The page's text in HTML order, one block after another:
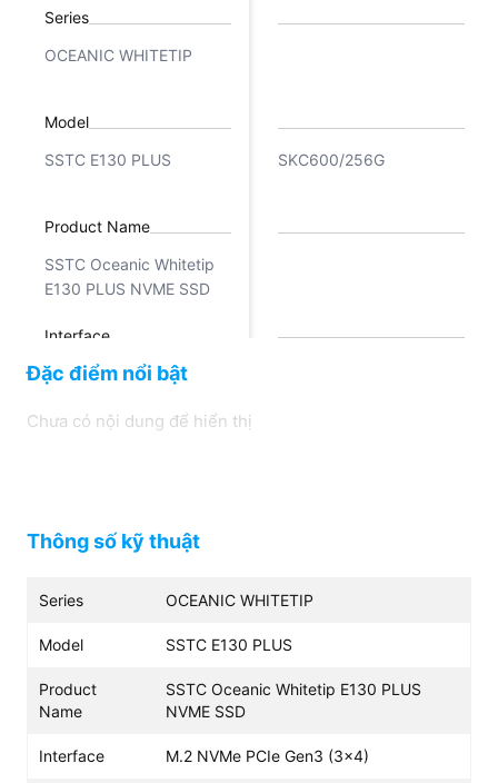
Series
OCEANIC WHITETIP
Model
SSTC E130 PLUS
Product Name
SSTC Oceanic Whitetip
E130 PLUS NVME SSD
Interface
M.2 NVMe PCIe Gen3
SKC600/256G
Đặc điểm nổi bật
Chưa có nội dung để hiển thị
Thông số kỹ thuật
Series OCEANIC WHITETIP
Model SSTC E130 PLUS
Product
Name
SSTC Oceanic Whitetip E130 PLUS
NVME SSD
Interface M.2 NVMe PCIe Gen3 (3x4)